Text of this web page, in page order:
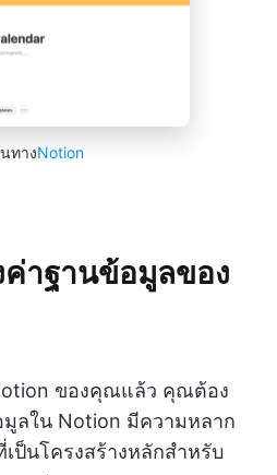
ทางNotion
าฐานข้อมูลของ
ของคุณแล้ว คุณต้อง
ลใน Notion มีความหลาก
ป็นโครงสร้างหลักสำหรับ